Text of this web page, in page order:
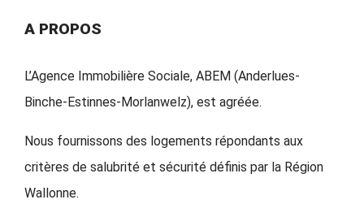
A PROPOS
L’Agence Immobilière Sociale, ABEM (Anderlues-
Binche-Estinnes-Morlanwelz), est agréée.
Nous fournissons des logements répondants aux
critères de salubrité et sécurité définis par la Région
Wallonne.